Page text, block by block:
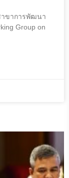
าขาการพัฒนา
Group on